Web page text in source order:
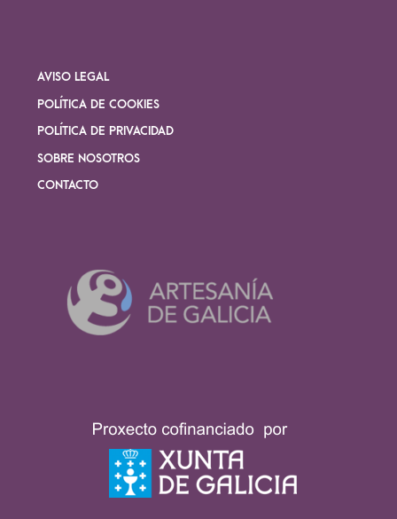
AVISO LEGAL
POLÍTICA DE COOKIES
POLÍTICA DE PRIVACIDAD
SOBRE NOSOTROS
CONTACTO